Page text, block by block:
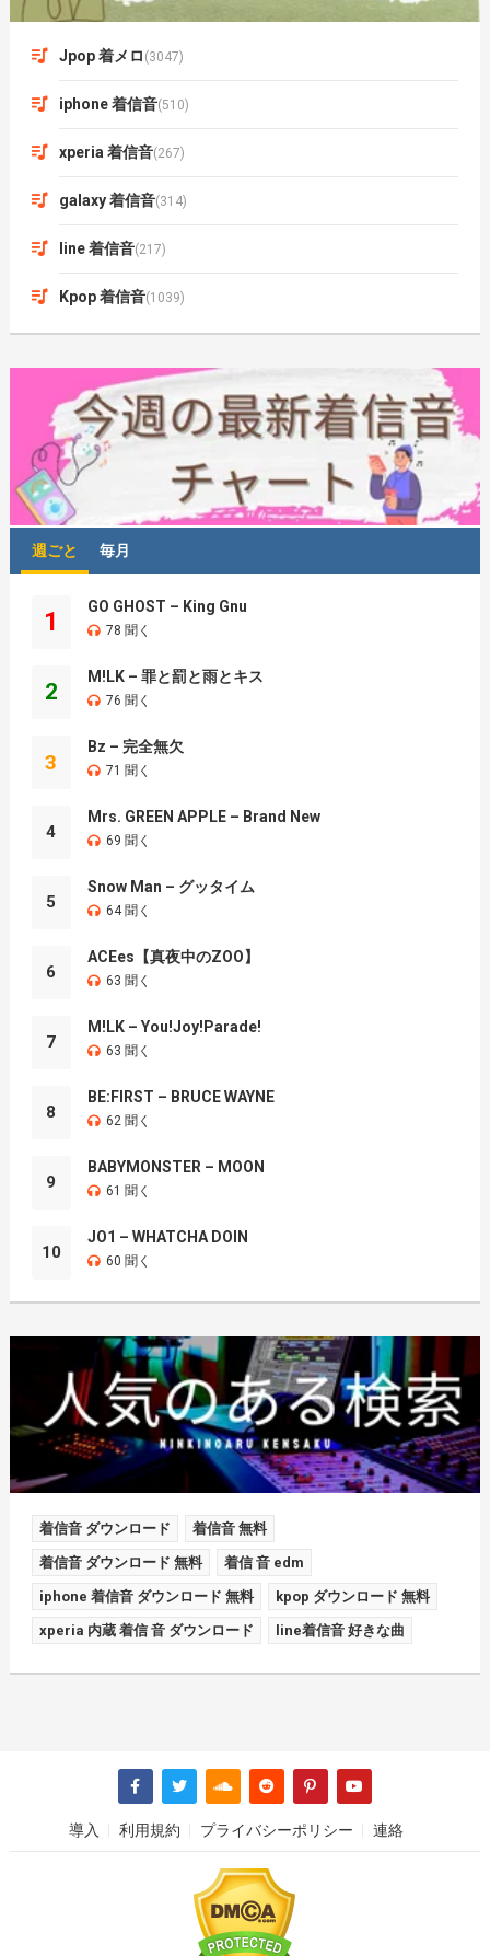
Jpop 着メロ (3047)
iphone 着信音(510)
xperia 着信音(267)
galaxy 着信音(314)
line 着信音(217)
Kpop 着信音(1039)
週ごと 毎月
1
GO GHOST – King Gnu
78 聞く
2
M!LK – 罪と罰と雨とキス
76 聞く
3
Bz – 完全無欠
71 聞く
4
Mrs. GREEN APPLE – Brand New
69 聞く
5
Snow Man – グッタイム
64 聞く
6
ACEes【真夜中のZOO】
63 聞く
7
M!LK – You!Joy!Parade!
63 聞く
8
BE:FIRST – BRUCE WAYNE
62 聞く
9
BABYMONSTER – MOON
61 聞く
10
JO1 – WHATCHA DOIN
60 聞く
着信音 ダウンロード 着信音 無料
着信音 ダウンロード 無料 着信 音 edm
iphone 着信音 ダウンロード 無料 kpop ダウンロード 無料
xperia 内蔵 着信 音 ダウンロード line着信音 好きな曲
導入 利用規約 プライバシーポリシー 連絡